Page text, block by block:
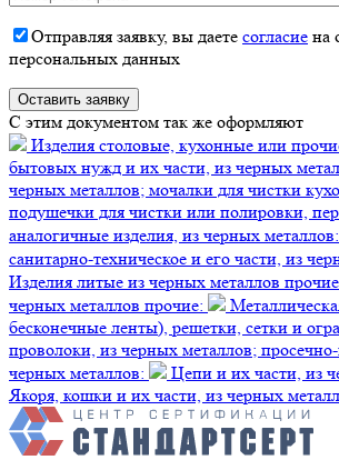
Отправляя заявку, вы даете согласие на
персональных данных
C этим документом так же оформляют
Изделия столовые, кухонные или
бытовых нужд и их части, из черных
черных металлов; мочалки для чистки
подушечки для чистки или полировки,
аналогичные изделия, из черных металлов:
санитарно-техническое и его части, из
Изделия литые из черных металлов
черных металлов прочие:
бесконечные ленты), решетки, сетки и
проволоки, из черных металлов;
черных металлов:
Цепи и их части, из
Якоря, кошки и их части, из черных